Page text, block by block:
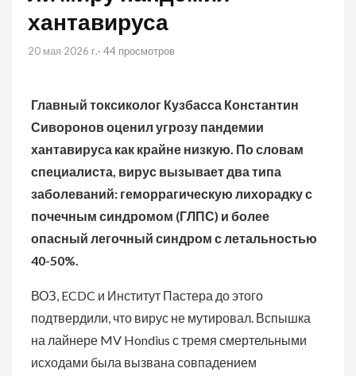
хантавируса
20 мая 2026 г.· 44 просмотров
Главный токсиколог Кузбасса Константин
Сиворонов оценил угрозу пандемии
хантавируса как крайне низкую. По словам
специалиста, вирус вызывает два типа
заболеваний: геморрагическую лихорадку с
почечным синдромом (ГЛПС) и более
опасный легочный синдром с летальностью
40-50%.
ВОЗ, ECDC и Институт Пастера до этого
подтвердили, что вирус не мутировал. Вспышка
на лайнере MV Hondius с тремя смертельными
исходами была вызвана совпадением